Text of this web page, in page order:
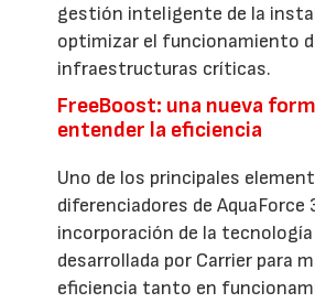
gestión inteligente de la
optimizar el funcionamiento
infraestructuras críticas.
FreeBoost: una nueva
entender la eficiencia
Uno de los principales
diferenciadores de AquaForce
incorporación de la
desarrollada por Carrier para
eficiencia tanto en